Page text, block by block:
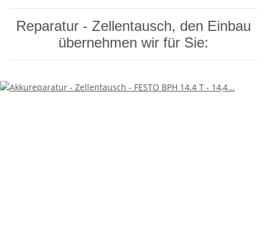
Reparatur - Zellentausch, den Einbau
übernehmen wir für Sie: